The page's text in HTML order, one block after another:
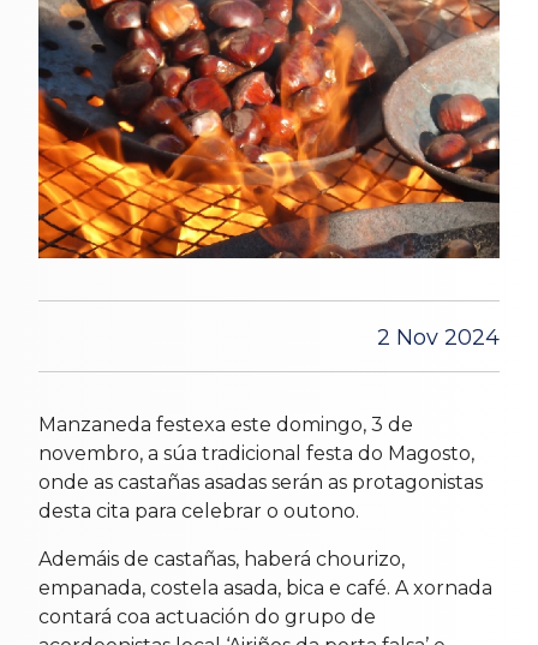
2 Nov 2024
Manzaneda festexa este domingo, 3 de
novembro, a súa tradicional festa do Magosto,
onde as castañas asadas serán as protagonistas
desta cita para celebrar o outono.
Ademáis de castañas, haberá chourizo,
empanada, costela asada, bica e café. A xornada
contará coa actuación do grupo de